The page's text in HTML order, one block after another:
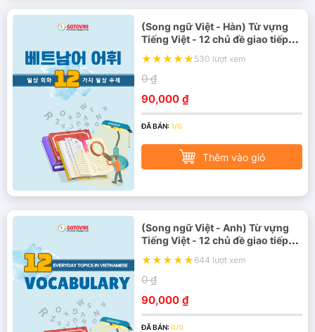
(Song ngữ Việt - Hàn) Từ vựng
Tiếng Việt - 12 chủ đề giao tiếp
530 lượt xem
0 ₫
90,000 ₫
ĐÃ BÁN:1/0
Thêm vào giỏ
(Song ngữ Việt - Anh) Từ vựng
Tiếng Việt - 12 chủ đề giao tiếp
644 lượt xem
0 ₫
90,000 ₫
ĐÃ BÁN:0/0